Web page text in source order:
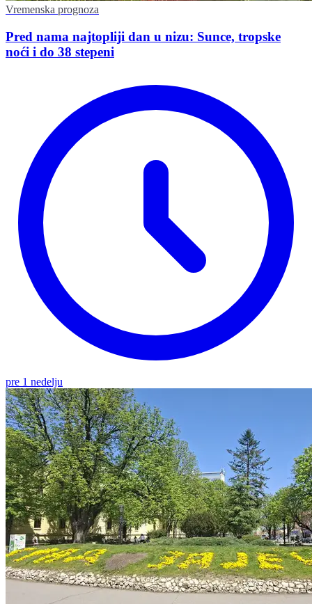
Vremenska prognoza
Pred nama najtopliji dan u nizu: Sunce, tropske
noći i do 38 stepeni
pre 1 nedelju